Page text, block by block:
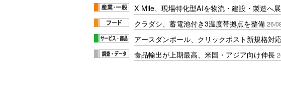
X Mile、現場特化型AIを物流・建設・製造へ
クラダシ、蓄電池付き3温度帯拠点を整備 26/
アースダンボール、クリックポスト新規格対
食品輸出が上期最高、米国・アジア向け伸長